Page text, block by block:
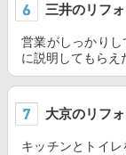
三井のリフ
営業がしっかり
に説明してもらえ
大京のリフ
キッチンとトイ